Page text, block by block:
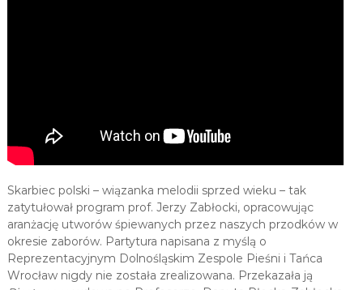
Skarbiec polski – wiązanka melodii sprzed wieku – tak
zatytułował program prof. Jerzy Zabłocki, opracowując
aranżację utworów śpiewanych przez naszych przodków w
okresie zaborów. Partytura napisana z myślą o
Reprezentacyjnym Dolnośląskim Zespole Pieśni i Tańca
Wrocław nigdy nie została zrealizowana. Przekazała ją